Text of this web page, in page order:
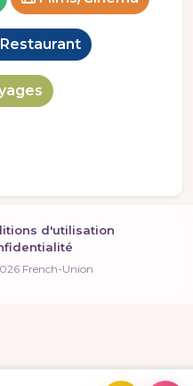
Restaurant
d'utilisation
French-Union